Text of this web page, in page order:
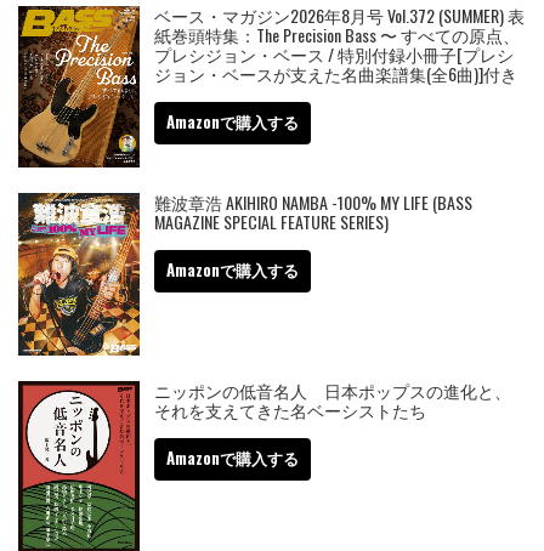
ベース・マガジン2026年8月号 Vol.372 (SUMMER) 表
紙巻頭特集：The Precision Bass 〜 すべての原点、
プレシジョン・ベース / 特別付録小冊子[プレシ
ジョン・ベースが支えた名曲楽譜集(全6曲)]付き
Amazonで購入する
難波章浩 AKIHIRO NAMBA -100% MY LIFE (BASS
MAGAZINE SPECIAL FEATURE SERIES)
Amazonで購入する
ニッポンの低音名人 日本ポップスの進化と、
それを支えてきた名ベーシストたち
Amazonで購入する